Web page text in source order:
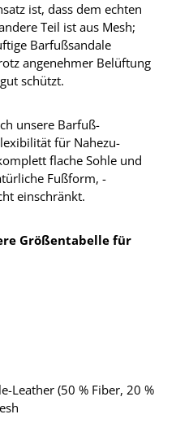
ist, dass dem echten
Teil ist aus Mesh;
Barfußsandale
angenehmer Belüftung
schützt.
unsere Barfuß-
für Nahezu-
flache Sohle und
Fußform, -
einschränkt.
Größentabelle für
Leather (50 % Fiber, 20 %